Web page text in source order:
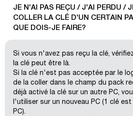
JE N'AI PAS REÇU / J'AI PERDU /
COLLER LA CLÉ D'UN CERTAIN
QUE DOIS-JE FAIRE?
Si vous n'avez pas reçu la clé,
la clé peut être là.
Si la clé n'est pas acceptée par le
de la coller dans le champ du pack
déjà activé la clé sur un autre PC,
l'utiliser sur un nouveau PC (1 clé
PC).